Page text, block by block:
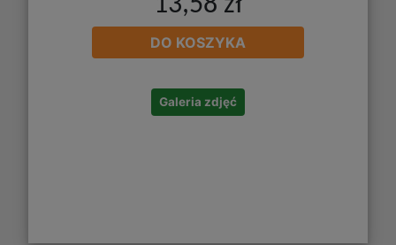
DO KOSZYKA
Galeria zdjęć